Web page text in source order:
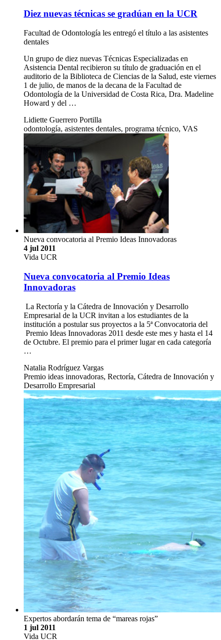
Diez nuevas técnicas se gradúan en la UCR
Facultad de Odontología les entregó el título a las asistentes
dentales
Un grupo de diez nuevas Técnicas Especializadas en
Asistencia Dental recibieron su título de graduación en el
auditorio de la Biblioteca de Ciencias de la Salud, este viernes
1 de julio, de manos de la decana de la Facultad de
Odontología de la Universidad de Costa Rica, Dra. Madeline
Howard y del …
Lidiette Guerrero Portilla
odontología, asistentes dentales, programa técnico, VAS
Nueva convocatoria al Premio Ideas Innovadoras
4 jul 2011
Vida UCR
Nueva convocatoria al Premio Ideas
Innovadoras
La Rectoría y la Cátedra de Innovación y Desarrollo
Empresarial de la UCR invitan a los estudiantes de la
institución a postular sus proyectos a la 5ª Convocatoria del
Premio Ideas Innovadoras 2011 desde este mes y hasta el 14
de Octubre. El premio para el primer lugar en cada categoría
…
Natalia Rodríguez Vargas
Premio ideas innovadoras, Rectoría, Cátedra de Innovación y
Desarrollo Empresarial
Expertos abordarán tema de “mareas rojas”
1 jul 2011
Vida UCR